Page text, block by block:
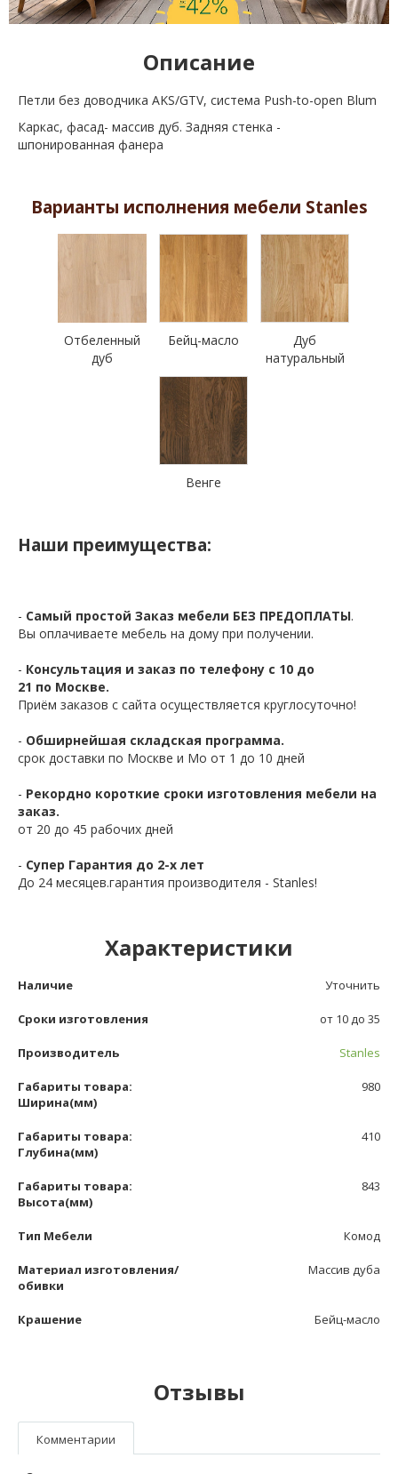
Описание
Петли без доводчика AKS/GTV, cистема Push-to-open Blum
Каркас, фасад- массив дуб. Задняя стенка -
шпонированная фанера
Варианты исполнения мебели Stanles
Отбеленный
дуб
Бейц-масло
Дуб
натуральный
Венге
Наши преимущества:
- Самый простой Заказ мебели БЕЗ ПРЕДОПЛАТЫ.
Вы оплачиваете мебель на дому при получении.
- Консультация и заказ по телефону с 10 до
21 по Москве.
Приём заказов с сайта осуществляется круглосуточно!
- Обширнейшая складская программа.
срок доставки по Москве и Мо от 1 до 10 дней
- Рекордно короткие сроки изготовления мебели на
заказ.
от 20 до 45 рабочих дней
- Супер Гарантия до 2-х лет
До 24 месяцев.гарантия производителя - Stanles!
Характеристики
Наличие Уточнить
Сроки изготовления от 10 до 35
Производитель Stanles
Габариты товара:
Ширина(мм)
980
Габариты товара:
Глубина(мм)
410
Габариты товара:
Высота(мм)
843
Тип Мебели Комод
Материал изготовления/
обивки
Массив дуба
Крашение Бейц-масло
Отзывы
Комментарии